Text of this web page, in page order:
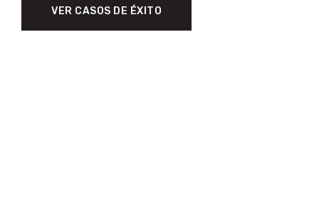
VER CASOS DE ÉXITO